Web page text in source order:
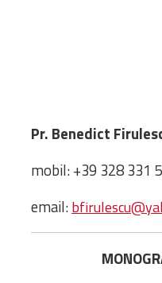
Pr. Benedict
mobil: +39 328 331
email: